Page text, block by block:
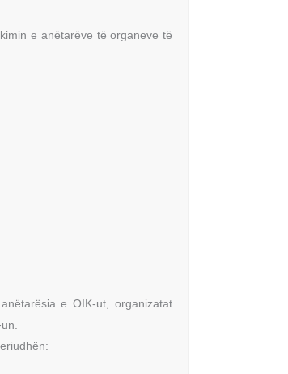
e anëtarëve të organeve të
e OIK-ut, organizatat